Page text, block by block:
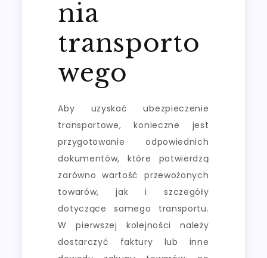
nia
transporto
wego
Aby uzyskać ubezpieczenie
transportowe, konieczne jest
przygotowanie odpowiednich
dokumentów, które potwierdzą
zarówno wartość przewożonych
towarów, jak i szczegóły
dotyczące samego transportu.
W pierwszej kolejności należy
dostarczyć faktury lub inne